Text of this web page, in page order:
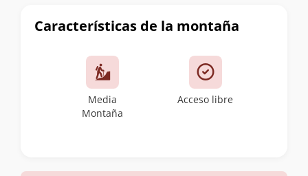
Características de la montaña
Media
Montaña
Acceso libre